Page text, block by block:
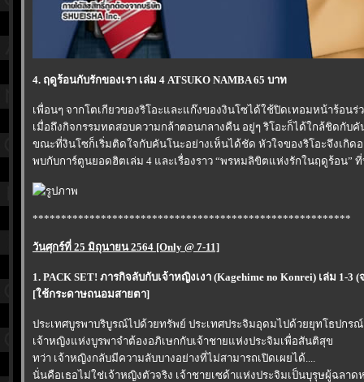
4. ฤดูร้อนกับรักของเรา เล่ม 4 ATSUKO NAMBA 65 บาท
เพื่อนๆ จากโตเกียวของริโอะและแก๊งของงินโซได้ใช้ปิดเทอมหน้าร้อน
เมื่อถึงกิจกรรมทดสอบความกล้าตอนกลางคืน อยู่ๆ ริโอะก็ได้ใกล้ชิดกับ
ขณะที่งินโซก็เริ่มติดใจกับคันโนะอย่างเห็นได้ชัด หัวใจของริโอะจึงเกิดอ
พบกับการ์ตูนยอดฮิตเล่ม 4 และเรื่องราว “พรหมลิขิตแห่งรักในฤดูร้อน”
********************************************************
วันศุกร์ที่ 25 มิถุนายน 2564 [Only @ 7-11]
1. PACK SET! ภารกิจลับกับเจ้าหญิงเงา (Kagehime no Konrei) เล่ม 1-3
[ใช้กระดาษถนอมสายตา]
ประเทศบูรพาบริบูรณ์ไปด้วยทรัพย์ ประเทศประจิมอุดมไปด้วยยุทโธปกรณ์
เจ้าหญิงแห่งบูรพาจำต้องอภิเษกกับเจ้าชายแห่งประจิมเพื่อสันติสุข
ทว่า เจ้าหญิงกลับมีความลับบางอย่างที่ไม่สามารถเปิดเผยได้....
นั่นคือเธอไม่ใช่เจ้าหญิงตัวจริง เจ้าชายเซด้าแห่งประจิมเป็นบุรุษผู้ฉลา